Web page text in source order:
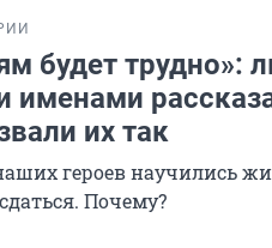
будет трудно»:
их так
героев научились
Почему?